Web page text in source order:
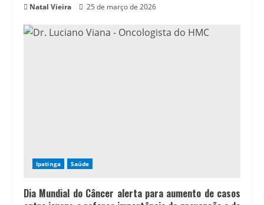
Natal Vieira 25 de março de 2026
Ipatinga Saúde
Dia Mundial do Câncer alerta para aumento de casos